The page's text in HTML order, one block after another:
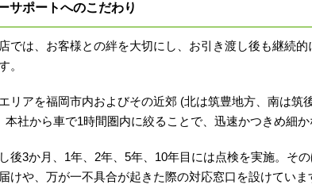
サポートへのこだわり
では、お客様との絆を大切にし、お引き渡し後も継続
。
リアを福岡市内およびその近郊 (北は筑豊地方、南は筑
本社から車で1時間圏内に絞ることで、迅速かつきめ細か
後3か月、1年、2年、5年、10年目には点検を実施。そ
けや、万が一不具合が起きた際の対応窓口を設けていま